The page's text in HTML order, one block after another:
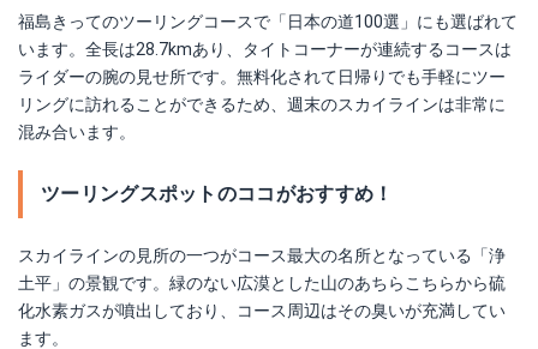
福島きってのツーリングコースで「日本の道100選」にも選ばれて
います。全長は28.7kmあり、タイトコーナーが連続するコースは
ライダーの腕の見せ所です。無料化されて日帰りでも手軽にツー
リングに訪れることができるため、週末のスカイラインは非常に
混み合います。
ツーリングスポットのココがおすすめ！
スカイラインの見所の一つがコース最大の名所となっている「浄
土平」の景観です。緑のない広漠とした山のあちらこちらから硫
化水素ガスが噴出しており、コース周辺はその臭いが充満してい
ます。